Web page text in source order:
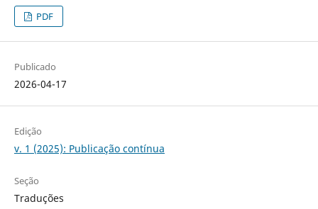
PDF
Publicado
2026-04-17
Edição
v. 1 (2025): Publicação contínua
Seção
Traduções